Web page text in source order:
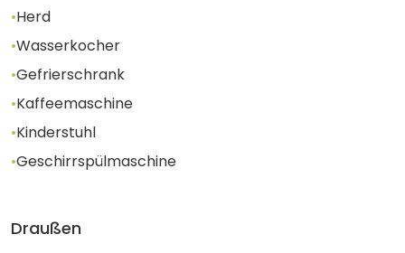
•Herd
•Wasserkocher
•Gefrierschrank
•Kaffeemaschine
•Kinderstuhl
•Geschirrspülmaschine
Draußen